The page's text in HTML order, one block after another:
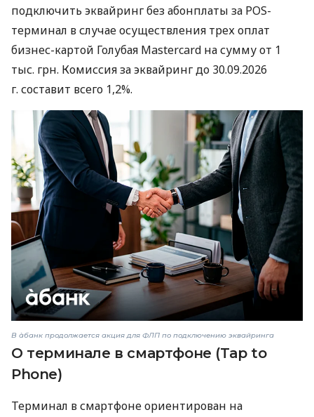
подключить эквайринг без абонплаты за POS-
терминал в случае осуществления трех оплат
бизнес-картой Голубая Mastercard на сумму от 1
тыс. грн. Комиссия за эквайринг до 30.09.2026
г. составит всего 1,2%.
В àбанк продолжается акция для ФЛП по подключению эквайринга
О терминале в смартфоне (Tap to
Phone)
Терминал в смартфоне ориентирован на